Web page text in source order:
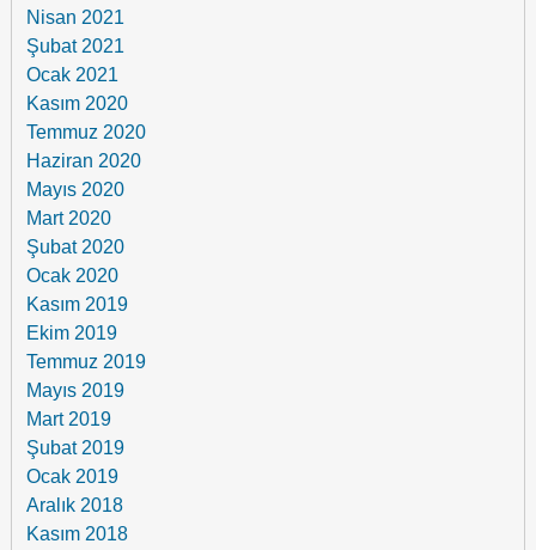
Nisan 2021
Şubat 2021
Ocak 2021
Kasım 2020
Temmuz 2020
Haziran 2020
Mayıs 2020
Mart 2020
Şubat 2020
Ocak 2020
Kasım 2019
Ekim 2019
Temmuz 2019
Mayıs 2019
Mart 2019
Şubat 2019
Ocak 2019
Aralık 2018
Kasım 2018